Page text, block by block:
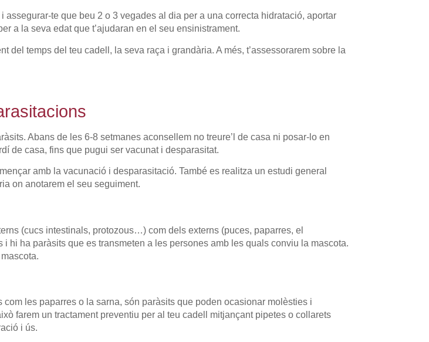
te que beu 2 o 3 vegades al dia per a una correcta hidratació, aportar
a la seva edat que t’ajudaran en el seu ensinistrament.
temps del teu cadell, la seva raça i grandària. A més, t’assessorarem sobre la
Abans de les 6-8 setmanes aconsellem no treure’l de casa ni posar-lo en
de casa, fins que pugui ser vacunat i desparasitat.
amb la vacunació i desparasitació. També es realitza un estudi general
on anotarem el seu seguiment.
(cucs intestinals, protozous…) com dels externs (puces, paparres, el
ha paràsits que es transmeten a les persones amb les quals conviu la mascota.
les paparres o la sarna, són paràsits que poden ocasionar molèsties i
farem un tractament preventiu per al teu cadell mitjançant pipetes o collarets
i ús.